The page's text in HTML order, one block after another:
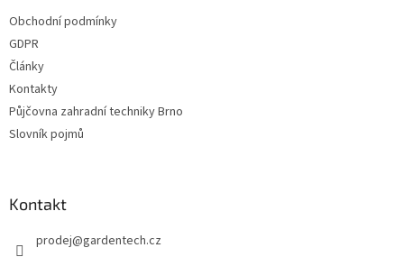
Obchodní podmínky
GDPR
Články
Kontakty
Půjčovna zahradní techniky Brno
Slovník pojmů
Kontakt
prodej@gardentech.cz